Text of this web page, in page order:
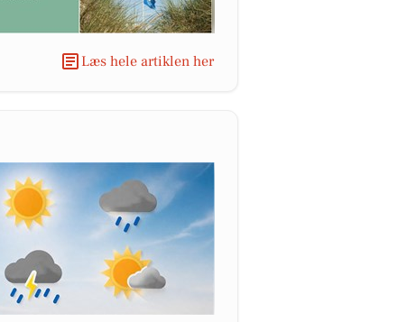
Læs hele artiklen her